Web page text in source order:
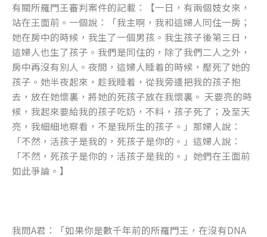
有關所羅門王審判案件的記載：【一日，有兩個妓女來，
站在王面前。一個說：「我主啊，我和這婦人同住一房；
她在房中的時候，我生了一個男孩。我生孩子後第三日，
這婦人也生了孩子。我們是同住的，除了我們二人之外，
房中再沒有別人。夜間，這婦人睡着的時候，壓死了她的
孩子。她半夜起來，趁我睡着，從我旁邊把我的孩子抱
去，放在她懷裏，將她的死孩子放在我懷裏。 天要亮的時
候，我起來要給我的孩子吃奶，不料，孩子死了；及至天
亮，我細細地察看，不是我所生的孩子。」那婦人說：
「不然，活孩子是我的，死孩子是你的。」這婦人說：
「不然，死孩子是你的，活孩子是我的。」她們在王面前
如此爭論。】
我問A君：「如果你是數千年前的所羅門王，在沒有DNA